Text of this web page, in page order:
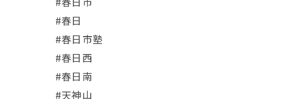
#春日
#春日市塾
#春日西
#春日南
#天神山